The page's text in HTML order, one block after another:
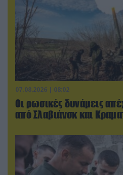
07.08.2026 | 08:02
Οι ρωσικές δυνάμεις
από Σλαβιάνσκ και